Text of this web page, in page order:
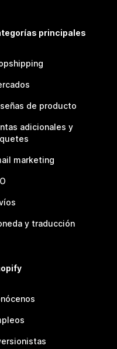
principales
de producto
adicionales y
marketing
y traducción